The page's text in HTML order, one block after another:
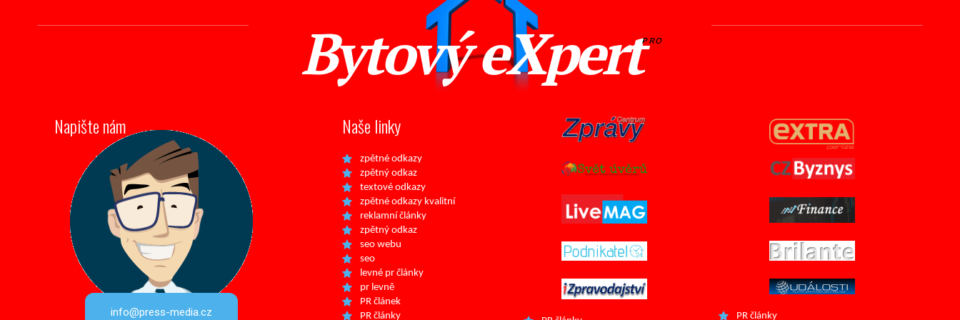
Bytový eXpertPRO
Napište nám
info@press-media.cz
Naše linky
zpětné odkazy
zpětný odkaz
textové odkazy
zpětné odkazy kvalitní
reklamní články
zpětný odkaz
seo webu
seo
levné pr články
pr levně
PR článek
PR články
PR články